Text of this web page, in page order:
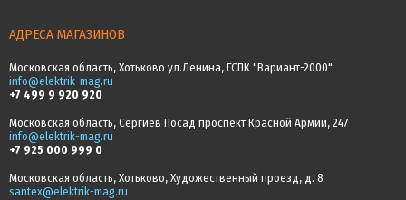
АДРЕСА МАГАЗИНОВ
Московская область, Хотьково ул.Ленина, ГСПК "Вариант-2000"
info@elektrik-mag.ru
+7 499 9 920 920
Московская область, Сергиев Посад проспект Красной Армии, 247
info@elektrik-mag.ru
+7 925 000 999 0
Московская область, Хотьково, Художественный проезд, д. 8
santex@elektrik-mag.ru